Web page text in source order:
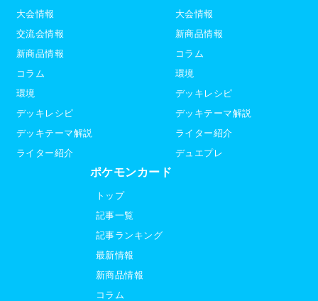
大会情報
交流会情報
新商品情報
コラム
環境
デッキレシピ
デッキテーマ解説
ライター紹介
大会情報
新商品情報
コラム
環境
デッキレシピ
デッキテーマ解説
ライター紹介
デュエプレ
ポケモンカード
トップ
記事一覧
記事ランキング
最新情報
新商品情報
コラム